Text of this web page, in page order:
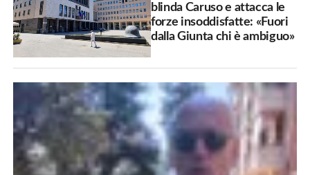
blinda Caruso e attacca le
forze insoddisfatte: «Fuori
dalla Giunta chi è ambiguo»